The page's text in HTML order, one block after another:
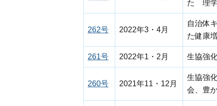
た 理学
262号 2022年3・4月
自治体
た健康
261号 2022年1・2月 生協強
260号 2021年11・12月
生協強
会、豊